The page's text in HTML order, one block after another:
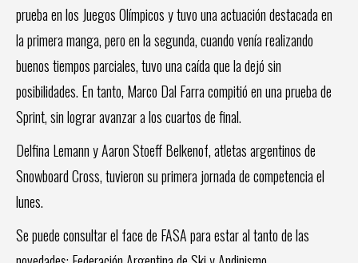
prueba en los Juegos Olímpicos y tuvo una actuación destacada en
la primera manga, pero en la segunda, cuando venía realizando
buenos tiempos parciales, tuvo una caída que la dejó sin
posibilidades. En tanto, Marco Dal Farra compitió en una prueba de
Sprint, sin lograr avanzar a los cuartos de final.
Delfina Lemann y Aaron Stoeff Belkenof, atletas argentinos de
Snowboard Cross, tuvieron su primera jornada de competencia el
lunes.
Se puede consultar el face de FASA para estar al tanto de las